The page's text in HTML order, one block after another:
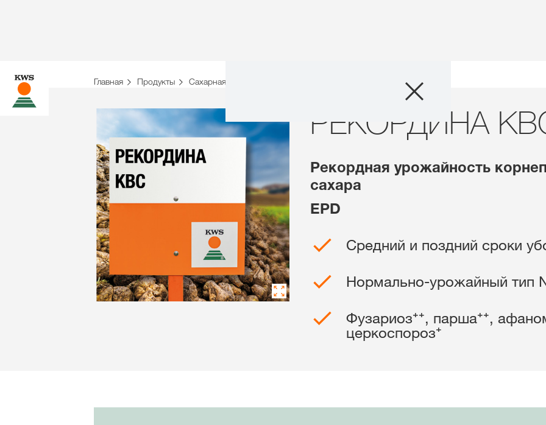
Агросервис
KWS Group
kws.com/
Главная Продукты Сахарная свекла РЕКОРДИНА KWS
РЕКОРДИНА
Рекордная урожайность
сахара
EPD
Средний и поздний сроки
Нормально-урожайный тип
Фузариоз⁺⁺, парша⁺⁺,
церкоспороз⁺